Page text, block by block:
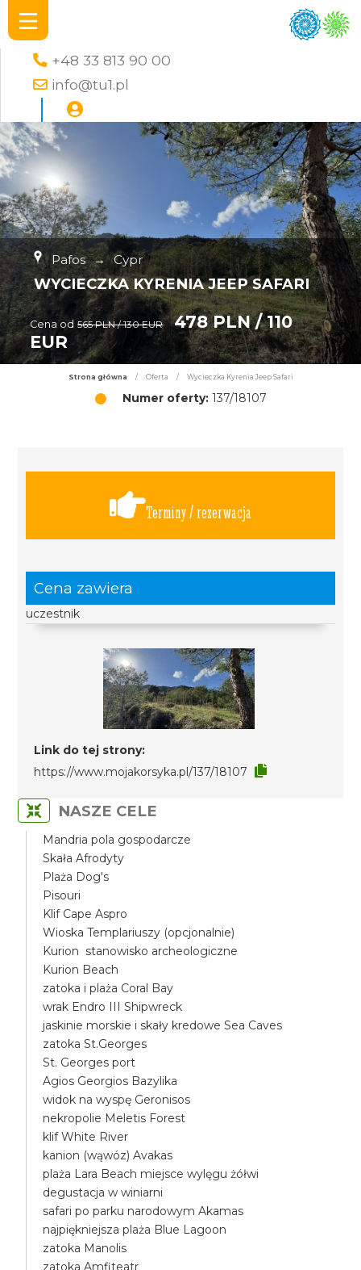
+48 33 813 90 00
info@tu1.pl
Pafos → Cypr
WYCIECZKA KYRENIA JEEP SAFARI
Cena od 565 PLN / 130 EUR
478 PLN / 110
EUR
Strona główna / Oferta / Wycieczka Kyrenia Jeep Safari
Numer oferty:137/18107
Terminy / rezerwacja
Cena zawiera
uczestnik
Link do tej strony:
https://www.mojakorsyka.pl/137/18107
NASZE CELE
Mandria pola gospodarcze
Skała Afrodyty
Plaża Dog's
Pisouri
Klif Cape Aspro
Wioska Templariuszy (opcjonalnie)
Kurion stanowisko archeologiczne
Kurion Beach
zatoka i plaża Coral Bay
wrak Endro III Shipwreck
jaskinie morskie i skały kredowe Sea Caves
zatoka St.Georges
St. Georges port
Agios Georgios Bazylika
widok na wyspę Geronisos
nekropolie Meletis Forest
klif White River
kanion (wąwóz) Avakas
plaża Lara Beach miejsce wylęgu żółwi
degustacja w winiarni
safari po parku narodowym Akamas
najpiękniejsza plaża Blue Lagoon
zatoka Manolis
zatoka Amfiteatr